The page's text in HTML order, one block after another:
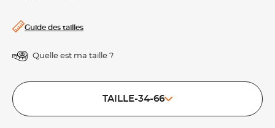
Guide des tailles
Quelle est ma taille ?
TAILLE-34-66